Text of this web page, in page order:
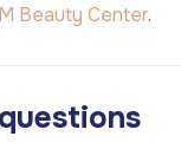
Beauty Center.